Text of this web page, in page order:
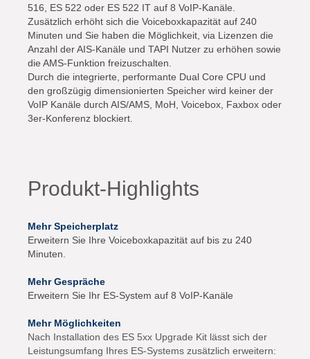
516, ES 522 oder ES 522 IT auf 8 VoIP-Kanäle.
Zusätzlich erhöht sich die Voiceboxkapazität auf 240
Minuten und Sie haben die Möglichkeit, via Lizenzen die
Anzahl der AIS-Kanäle und TAPI Nutzer zu erhöhen sowie
die AMS-Funktion freizuschalten.
Durch die integrierte, performante Dual Core CPU und
den großzügig dimensionierten Speicher wird keiner der
VoIP Kanäle durch AIS/AMS, MoH, Voicebox, Faxbox oder
3er-Konferenz blockiert.
Produkt-Highlights
Mehr Speicherplatz
Erweitern Sie Ihre Voiceboxkapazität auf bis zu 240
Minuten.
Mehr Gespräche
Erweitern Sie Ihr ES-System auf 8 VoIP-Kanäle
Mehr Möglichkeiten
Nach Installation des ES 5xx Upgrade Kit lässt sich der
Leistungsumfang Ihres ES-Systems zusätzlich erweitern: